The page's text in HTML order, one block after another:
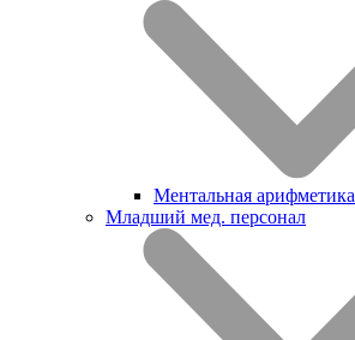
Ментальная арифметика
Младший мед. персонал